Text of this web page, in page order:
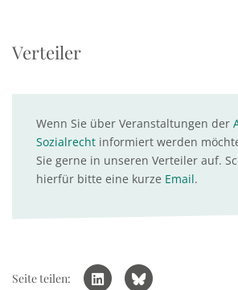
Verteiler
Wenn Sie über Veranstaltungen der
Sozialrecht informiert werden
Sie gerne in unseren Verteiler auf.
hierfür bitte eine kurze Email.
Seite teilen: